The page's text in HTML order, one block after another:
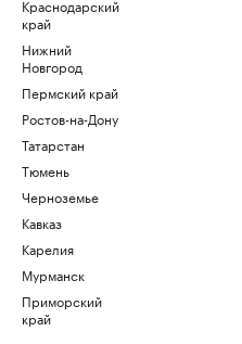
Краснодарский
край
Нижний
Новгород
Пермский край
Ростов-на-Дону
Татарстан
Тюмень
Черноземье
Кавказ
Карелия
Мурманск
Приморский
край